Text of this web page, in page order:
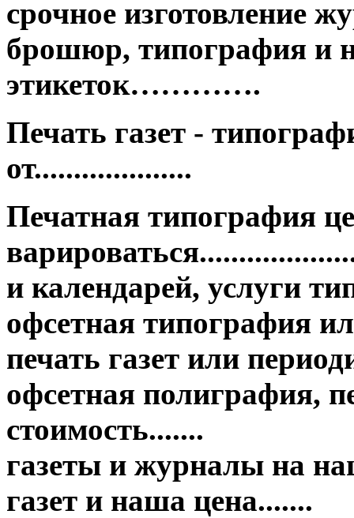
срочное изготовление
брошюр, типография и
этикеток………….
Печать газет -
от....................
Печатная типография
и календарей, услуги
офсетная типография
печать газет или
офсетная полиграфия,
стоимость.......
газеты и журналы на
газет и наша цена.......